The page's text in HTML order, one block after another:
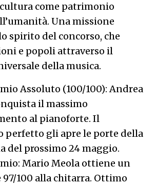
come patrimonio
Una missione
spirito del concorso, che
e popoli attraverso il
della musica.
Assoluto (100/100): Andrea
il massimo
al pianoforte. Il
perfetto gli apre le porte della
del prossimo 24 maggio.
Mario Meola ottiene un
97/100 alla chitarra. Ottimo